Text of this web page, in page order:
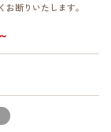
断りいたします。